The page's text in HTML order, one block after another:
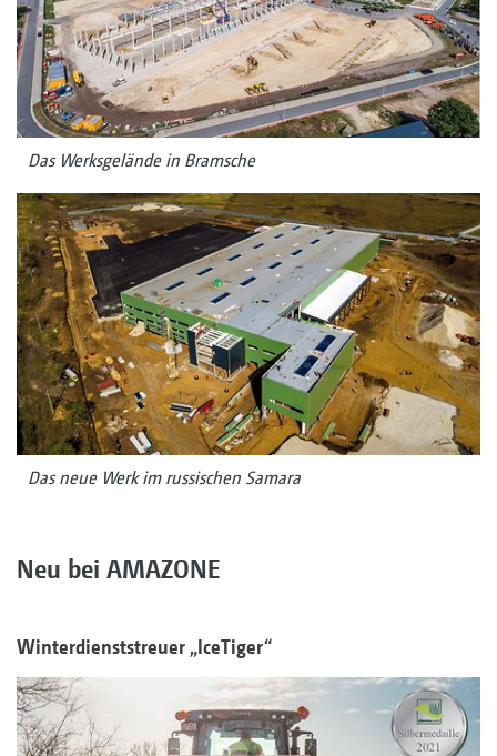
Das Werksgelände in Bramsche
Das neue Werk im russischen Samara
Neu bei AMAZONE
Winterdienststreuer „IceTiger“